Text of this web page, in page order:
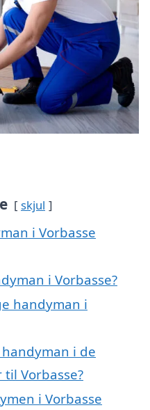
skjul
i Vorbasse
i Vorbasse?
handyman i
i de
Vorbasse?
i Vorbasse